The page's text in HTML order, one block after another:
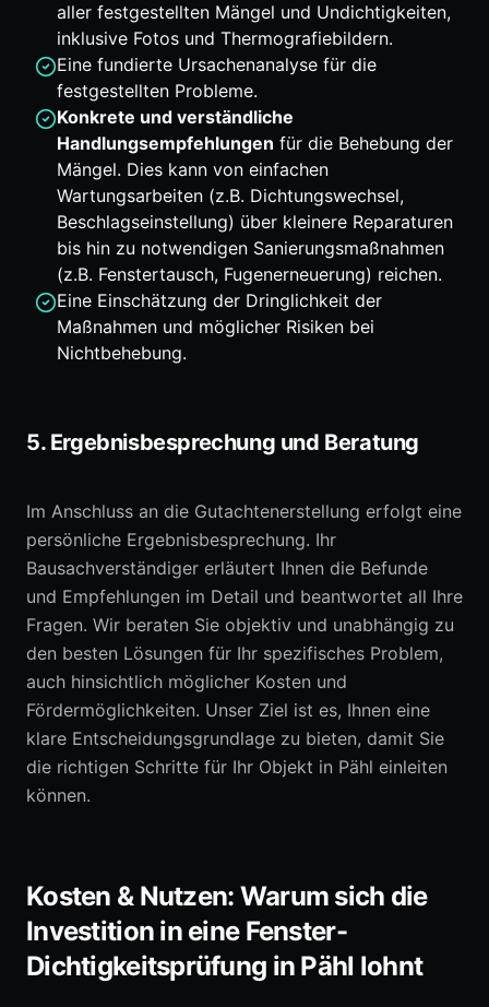
aller festgestellten Mängel und Undichtigkeiten,
inklusive Fotos und Thermografiebildern.
Eine fundierte Ursachenanalyse für die
festgestellten Probleme.
Konkrete und verständliche
Handlungsempfehlungen für die Behebung der
Mängel. Dies kann von einfachen
Wartungsarbeiten (z.B. Dichtungswechsel,
Beschlagseinstellung) über kleinere Reparaturen
bis hin zu notwendigen Sanierungsmaßnahmen
(z.B. Fenstertausch, Fugenerneuerung) reichen.
Eine Einschätzung der Dringlichkeit der
Maßnahmen und möglicher Risiken bei
Nichtbehebung.
5. Ergebnisbesprechung und Beratung
Im Anschluss an die Gutachtenerstellung erfolgt eine
persönliche Ergebnisbesprechung. Ihr
Bausachverständiger erläutert Ihnen die Befunde
und Empfehlungen im Detail und beantwortet all Ihre
Fragen. Wir beraten Sie objektiv und unabhängig zu
den besten Lösungen für Ihr spezifisches Problem,
auch hinsichtlich möglicher Kosten und
Fördermöglichkeiten. Unser Ziel ist es, Ihnen eine
klare Entscheidungsgrundlage zu bieten, damit Sie
die richtigen Schritte für Ihr Objekt in Pähl einleiten
können.
Kosten & Nutzen: Warum sich die
Investition in eine Fenster-
Dichtigkeitsprüfung in Pähl lohnt